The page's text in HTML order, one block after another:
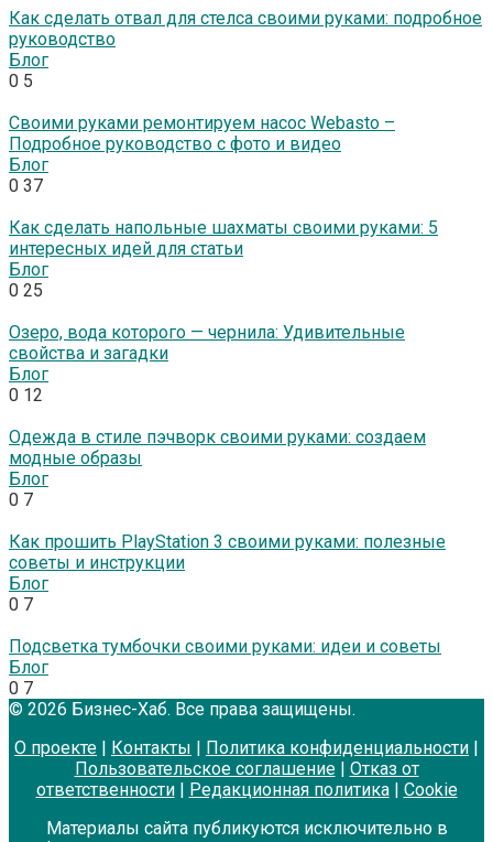
Как сделать отвал для стелса своими руками: подробное
руководство
Блог
0 5
Своими руками ремонтируем насос Webasto –
Подробное руководство с фото и видео
Блог
0 37
Как сделать напольные шахматы своими руками: 5
интересных идей для статьи
Блог
0 25
Озеро, вода которого — чернила: Удивительные
свойства и загадки
Блог
0 12
Одежда в стиле пэчворк своими руками: создаем
модные образы
Блог
0 7
Как прошить PlayStation 3 своими руками: полезные
советы и инструкции
Блог
0 7
Подсветка тумбочки своими руками: идеи и советы
Блог
0 7
© 2026 Бизнес-Хаб. Все права защищены.
О проекте
Контакты Политика конфиденциальности
Пользовательское соглашение| Отказ от
ответственности| Редакционная политика| Cookie
Материалы сайта публикуются исключительно в